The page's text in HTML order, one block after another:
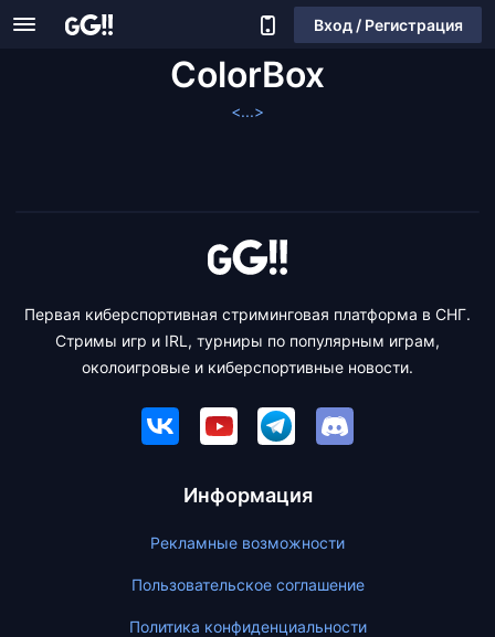
Вход / Регистрация
ColorBox
<...>
Первая киберспортивная стриминговая платформа в СНГ.
Стримы игр и IRL, турниры по популярным играм,
околоигровые и киберспортивные новости.
Информация
Рекламные возможности
Пользовательское соглашение
Политика конфиденциальности